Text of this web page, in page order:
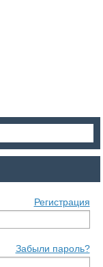
Регистрация
Забыли пароль?